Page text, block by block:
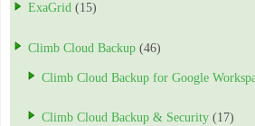
ExaGrid (15)
Climb Cloud Backup (46)
Climb Cloud Backup for Google
Climb Cloud Backup & Security (17)